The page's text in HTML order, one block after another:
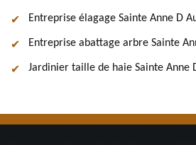
Entreprise élagage Sainte Anne D
Entreprise abattage arbre Sainte
Jardinier taille de haie Sainte Anne